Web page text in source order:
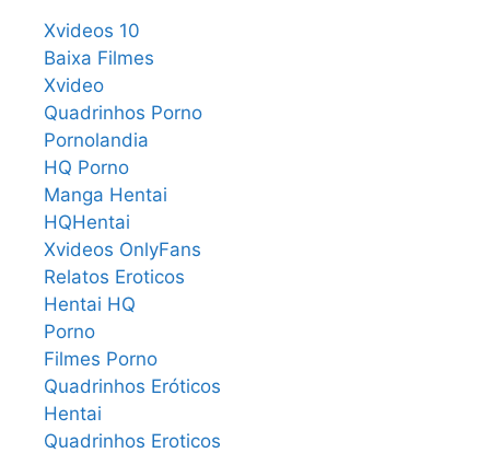
Xvideos 10
Baixa Filmes
Xvideo
Quadrinhos Porno
Pornolandia
HQ Porno
Manga Hentai
HQHentai
Xvideos OnlyFans
Relatos Eroticos
Hentai HQ
Porno
Filmes Porno
Quadrinhos Eróticos
Hentai
Quadrinhos Eroticos